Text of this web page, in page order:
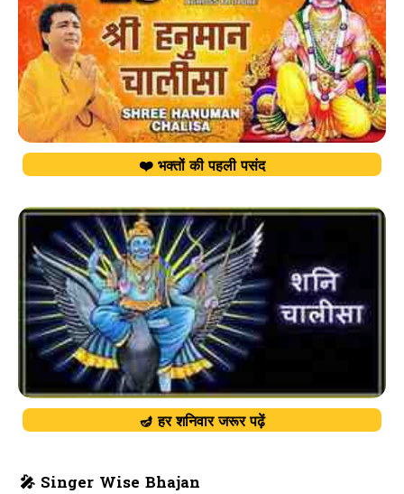
❤️ भक्तों की पहली पसंद
🪔 हर शनिवार जरूर पढ़ें
🎤 Singer Wise Bhajan